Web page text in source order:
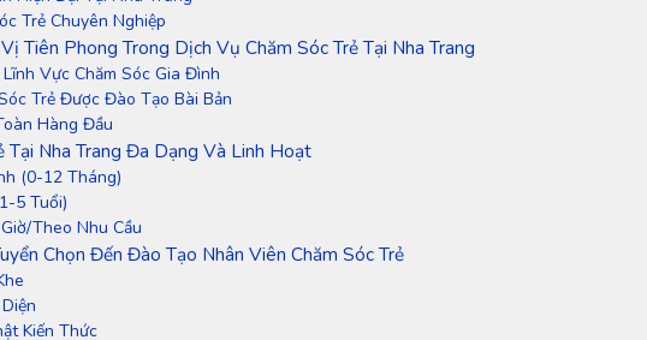
Trẻ Chuyên Nghiệp
Tiên Phong Trong Dịch Vụ Chăm Sóc Trẻ Tại Nha Trang
Vực Chăm Sóc Gia Đình
Trẻ Được Đào Tạo Bài Bản
Hàng Đầu
Tại Nha Trang Đa Dạng Và Linh Hoạt
(0-12 Tháng)
5 Tuổi)
Theo Nhu Cầu
Chọn Đến Đào Tạo Nhân Viên Chăm Sóc Trẻ
Kiến Thức